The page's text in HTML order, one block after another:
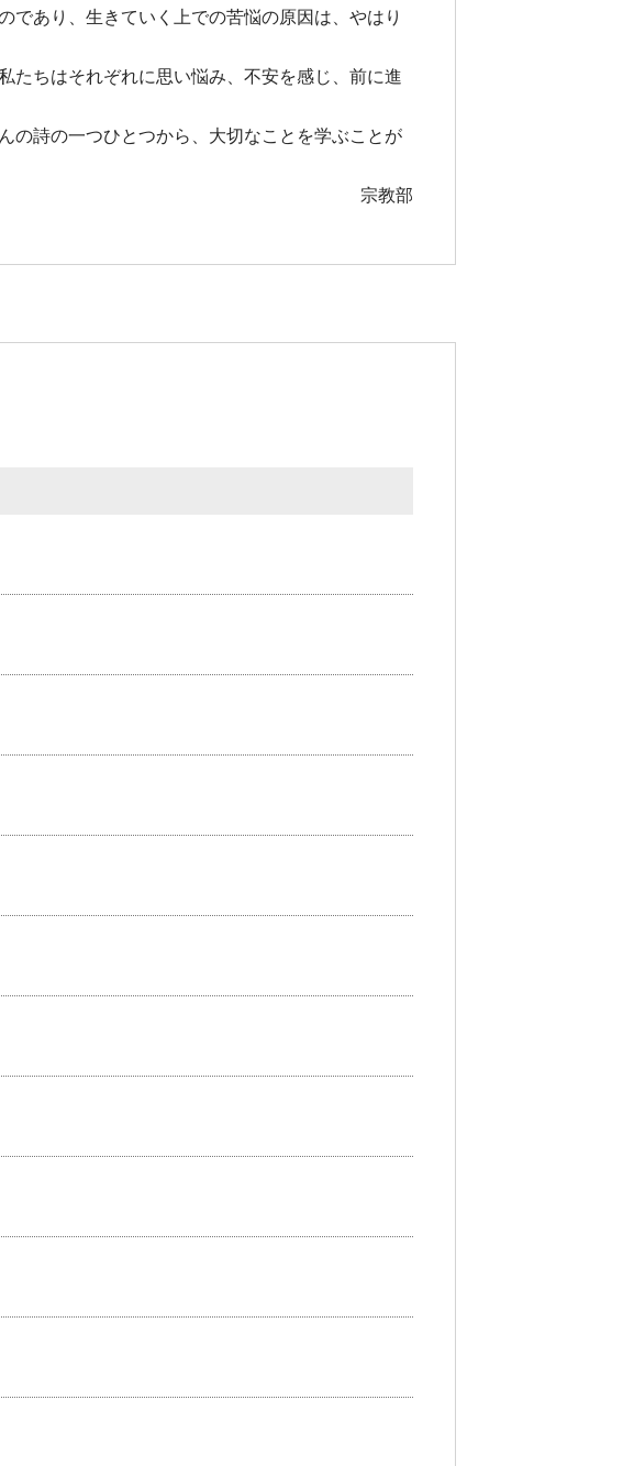
あり、生きていく上での苦悩の原因は、やはり
ちはそれぞれに思い悩み、不安を感じ、前に進
の詩の一つひとつから、大切なことを学ぶことが
宗教部